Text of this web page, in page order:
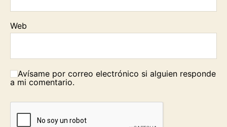
Web
Avísame por correo electrónico si alguien responde
a mi comentario.